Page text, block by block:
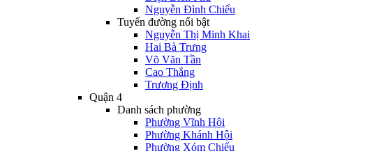
Nguyễn Đình Chiểu
Tuyến đường nổi bật
Nguyễn Thị Minh Khai
Hai Bà Trưng
Võ Văn Tần
Cao Thắng
Trương Định
Quận 4
Danh sách phường
Phường Vĩnh Hội
Phường Khánh Hội
Phường Xóm Chiếu